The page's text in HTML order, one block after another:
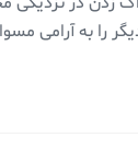
را به آرامی